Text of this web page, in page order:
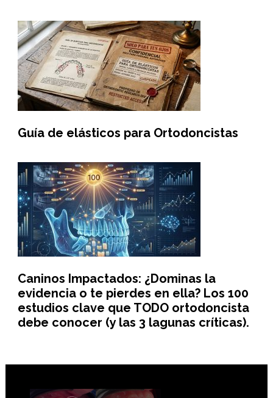
Guía de elásticos para Ortodoncistas
Caninos Impactados: ¿Dominas la
evidencia o te pierdes en ella? Los 100
estudios clave que TODO ortodoncista
debe conocer (y las 3 lagunas críticas).